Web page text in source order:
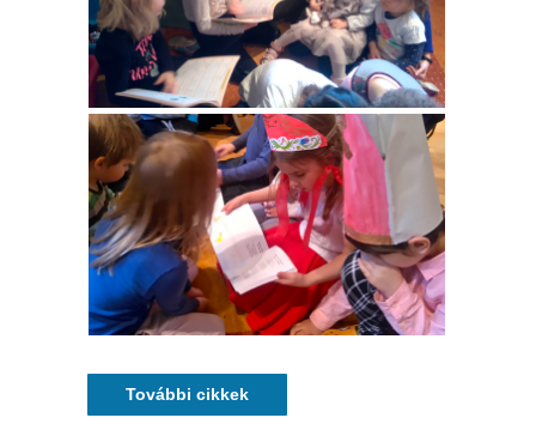
További cikkek